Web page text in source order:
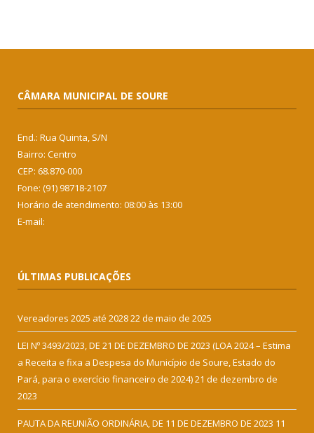
CÂMARA MUNICIPAL DE SOURE
End.: Rua Quinta, S/N
Bairro: Centro
CEP: 68.870-000
Fone: (91) 98718-2107
Horário de atendimento: 08:00 às 13:00
E-mail:
ÚLTIMAS PUBLICAÇÕES
Vereadores 2025 até 202822 de maio de 2025
LEI Nº 3493/2023, DE 21 DE DEZEMBRO DE 2023 (LOA 2024 – Estima
a Receita e fixa a Despesa do Município de Soure, Estado do
Pará, para o exercício financeiro de 2024)21 de dezembro de
2023
PAUTA DA REUNIÃO ORDINÁRIA, DE 11 DE DEZEMBRO DE 2023 11